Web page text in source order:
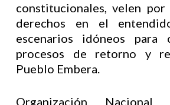
constitucionales, velen
derechos en el
escenarios idóneos para
procesos de retorno y
Pueblo Embera.
Organización